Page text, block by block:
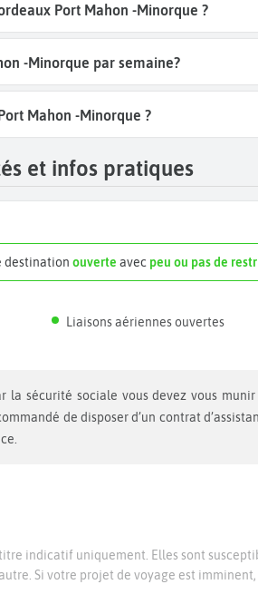
Port Mahon -Minorque ?
-Minorque par semaine?
Mahon -Minorque ?
et infos pratiques
destination ouverte avec peu ou pas de
Liaisons aériennes ouvertes
de disposer d’un contrat
indicatif uniquement. Elles sont
Si votre projet de voyage est